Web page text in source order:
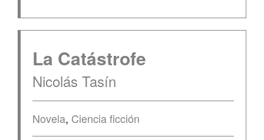
La Catástrofe
Nicolás Tasín
Novela, Ciencia ficción